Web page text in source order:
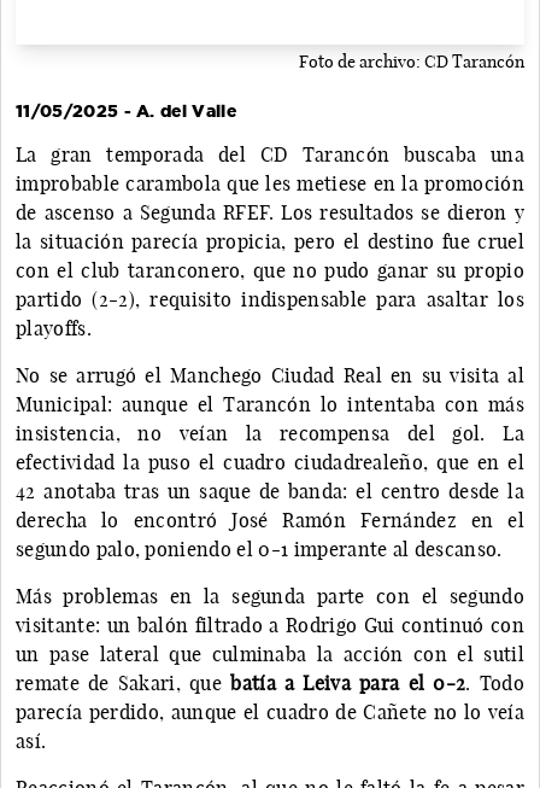
Foto de archivo: CD Tarancón
11/05/2025 - A. del Valle
La gran temporada del CD Tarancón buscaba una
improbable carambola que les metiese en la promoción
de ascenso a Segunda RFEF. Los resultados se dieron y
la situación parecía propicia, pero el destino fue cruel
con el club taranconero, que no pudo ganar su propio
partido (2-2), requisito indispensable para asaltar los
playoffs.
No se arrugó el Manchego Ciudad Real en su visita al
Municipal: aunque el Tarancón lo intentaba con más
insistencia, no veían la recompensa del gol. La
efectividad la puso el cuadro ciudadrealeño, que en el
42 anotaba tras un saque de banda: el centro desde la
derecha lo encontró José Ramón Fernández en el
segundo palo, poniendo el 0-1 imperante al descanso.
Más problemas en la segunda parte con el segundo
visitante: un balón filtrado a Rodrigo Gui continuó con
un pase lateral que culminaba la acción con el sutil
remate de Sakari, quebatía a Leiva para el 0-2. Todo
parecía perdido, aunque el cuadro de Cañete no lo veía
así.